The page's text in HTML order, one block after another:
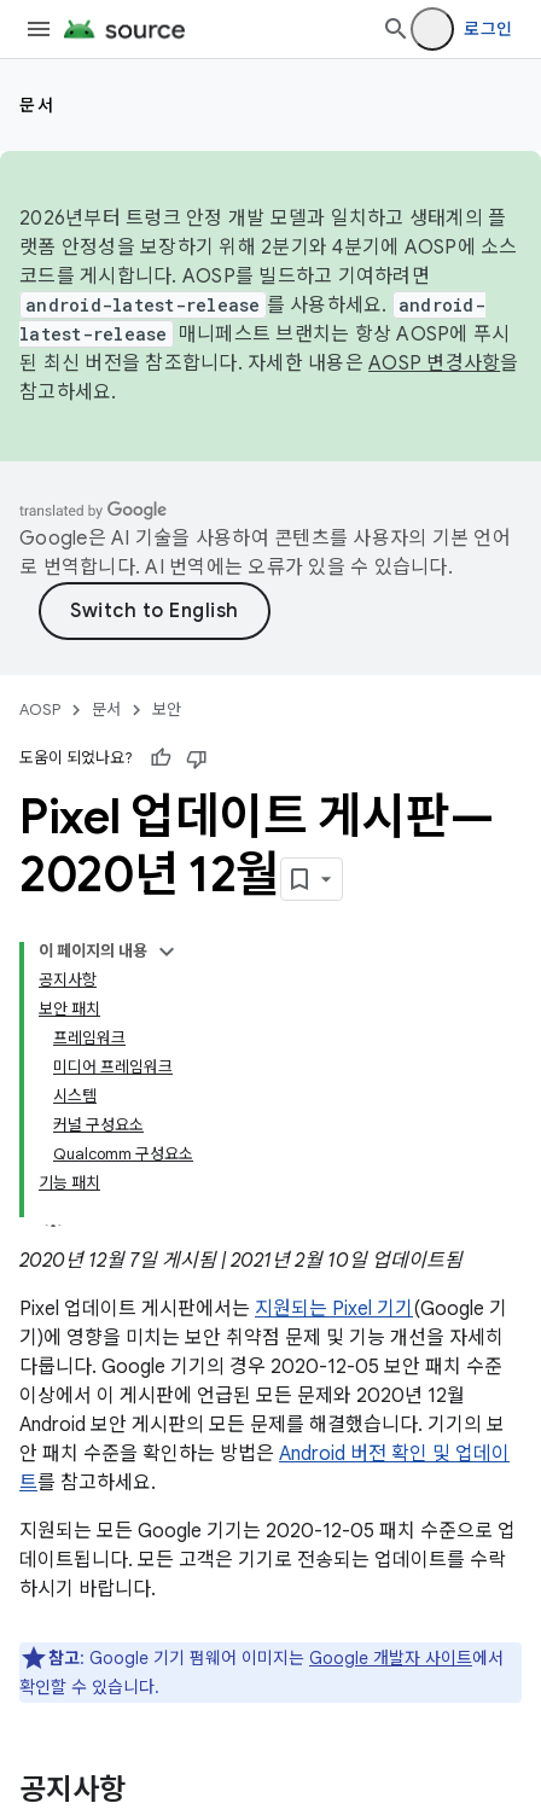
로그인
문서
2026년부터 트렁크 안정 개발 모델과 일치하고 생태계의 플
랫폼 안정성을 보장하기 위해 2분기와 4분기에 AOSP에 소스
코드를 게시합니다. AOSP를 빌드하고 기여하려면
android-latest-release 를 사용하세요.
android-
latest-release
매니페스트 브랜치는 항상 AOSP에 푸시
된 최신 버전을 참조합니다. 자세한 내용은 AOSP 변경사항을
참고하세요.
Google은 AI 기술을 사용하여 콘텐츠를 사용자의 기본 언어
로 번역합니다. AI 번역에는 오류가 있을 수 있습니다.
AOSP 문서 보안
도움이 되었나요?
Pixel 업데이트 게시판—
2020년 12월
이 페이지의 내용
공지사항
보안 패치
프레임워크
미디어 프레임워크
시스템
커널 구성요소
Qualcomm 구성요소
기능 패치
2020년 12월 7일 게시됨 | 2021년 2월 10일 업데이트됨
Pixel 업데이트 게시판에서는 지원되는 Pixel 기기 (Google 기
기)에 영향을 미치는 보안 취약점 문제 및 기능 개선을 자세히
다룹니다. Google 기기의 경우 2020-12-05 보안 패치 수준
이상에서 이 게시판에 언급된 모든 문제와 2020년 12월
Android 보안 게시판의 모든 문제를 해결했습니다. 기기의 보
안 패치 수준을 확인하는 방법은 Android 버전 확인 및 업데이
트를 참고하세요.
지원되는 모든 Google 기기는 2020-12-05 패치 수준으로 업
데이트됩니다. 모든 고객은 기기로 전송되는 업데이트를 수락
하시기 바랍니다.
참고: Google 기기 펌웨어 이미지는 Google 개발자 사이트에서
확인할 수 있습니다.
공지사항